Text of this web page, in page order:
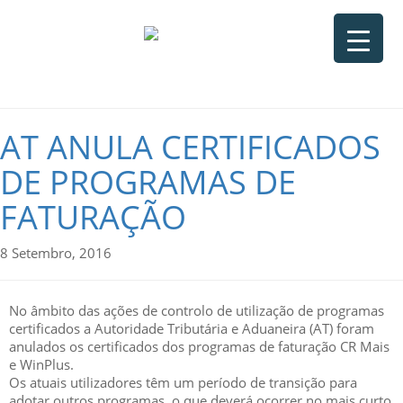
AT ANULA CERTIFICADOS
DE PROGRAMAS DE
FATURAÇÃO
8 Setembro, 2016
No âmbito das ações de controlo de utilização de programas
certificados a Autoridade Tributária e Aduaneira (AT) foram
anulados os certificados dos programas de faturação CR Mais
e WinPlus.
Os atuais utilizadores têm um período de transição para